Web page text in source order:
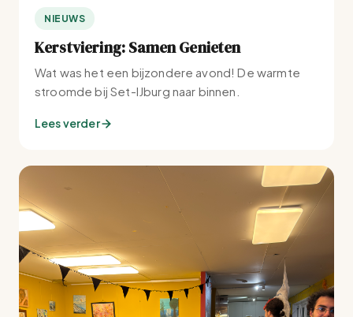
NIEUWS
Kerstviering: Samen Genieten
Wat was het een bijzondere avond! De warmte
stroomde bij Set-IJburg naar binnen.
Lees verder